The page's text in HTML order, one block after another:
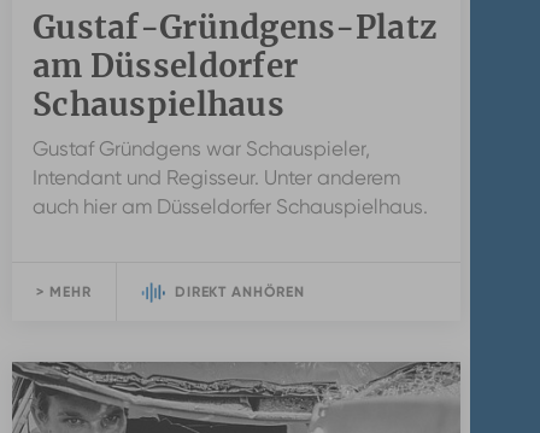
Gustaf-Gründgens-Platz
am Düsseldorfer
Schauspielhaus
Gustaf Gründgens war Schauspieler,
Intendant und Regisseur. Unter anderem
auch hier am Düsseldorfer Schauspielhaus.
> MEHR DIREKT ANHÖREN